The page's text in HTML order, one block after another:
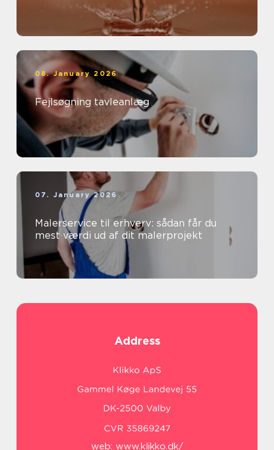
08. January 2026
Fejlsøgning tavleanlæg
07. January 2026
Malerservice til erhverv: sådan får du
mest værdi ud af dit malerprojekt
Address
web: www.klikko.dk/